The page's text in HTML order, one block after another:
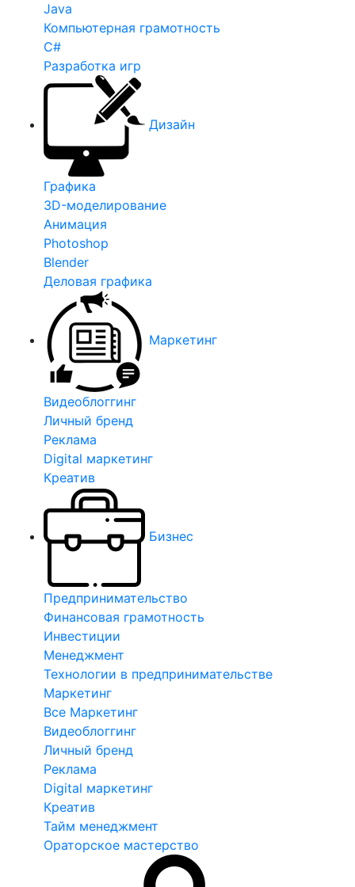
Java
Компьютерная грамотность
C#
Разработка игр
Дизайн
Графика
3D-моделирование
Анимация
Photoshop
Blender
Деловая графика
Маркетинг
Видеоблоггинг
Личный бренд
Реклама
Digital маркетинг
Креатив
Бизнес
Предпринимательство
Финансовая грамотность
Инвестиции
Менеджмент
Технологии в предпринимательстве
Маркетинг
Все Маркетинг
Видеоблоггинг
Личный бренд
Реклама
Digital маркетинг
Креатив
Тайм менеджмент
Ораторское мастерство